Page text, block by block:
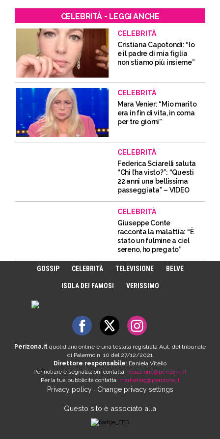
CELEBRITÀ - LEGGI ANCHE
CELEBRITÀ
Cristiana Capotondi: “Io
e il padre di mia figlia
non stiamo più insieme”
CELEBRITÀ
Mara Venier: “Mio marito
era in fin di vita, in coma
per tre giorni”
CELEBRITÀ
Federica Sciarelli saluta
“Chi l’ha visto?”: “Questi
22 anni una bellissima
passeggiata” – VIDEO
CELEBRITÀ
Giuseppe Conte
racconta la malattia: “È
stato un fulmine a ciel
sereno, ho pregato”
GOSSIP CELEBRITÀ TELEVISIONE BELVE
ISOLA DEI FAMOSI VERISSIMO
Perizona.it quotidiano online è una testata registrata Aut. del tribunale
di Palermo n. 10 del 27/12/2021
Direttore responsabile: Daniela Vitello
Per notizie e segnalazioni contatta: redazione@perizona.it
Per la tua pubblicità contatta: marketing@perizona.it
Privacy policy- Change privacy settings
Questo sito è associato alla